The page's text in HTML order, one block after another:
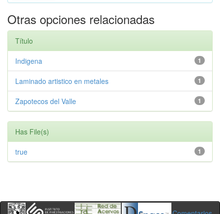
Otras opciones relacionadas
Título
1
Indigena
1
Laminado artistico en metales
1
Zapotecos del Valle
Has File(s)
1
true